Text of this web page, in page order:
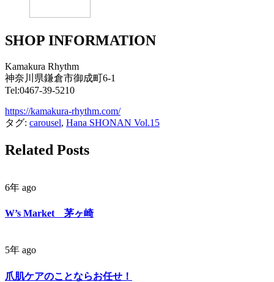
SHOP INFORMATION
Kamakura Rhythm
神奈川県鎌倉市御成町6-1
Tel:0467-39-5210
https://kamakura-rhythm.com/
タグ: carousel, Hana SHONAN Vol.15
Related Posts
6年 ago
W’s Market 茅ヶ崎
5年 ago
爪肌ケアのことならお任せ！